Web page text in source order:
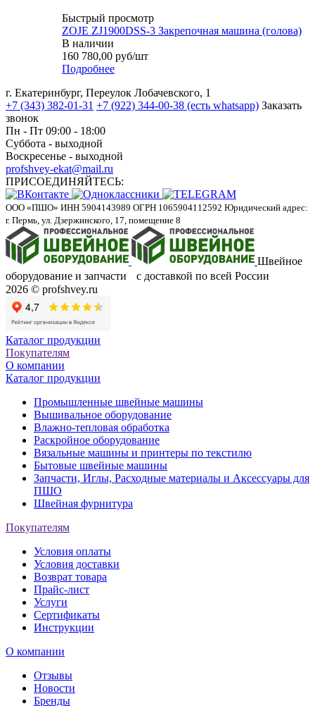
Быстрый просмотр
ZOJE ZJ1900DSS-3 Закрепочная машина (голова)
В наличии
160 780,00 руб/шт
Подробнее
г. Екатеринбург, Переулок Лобачевского, 1
+7 (343) 382-01-31 +7 (922) 344-00-38 (есть whatsapp) Заказать
звонок
Пн - Пт 09:00 - 18:00
Суббота - выходной
Воскресенье - выходной
profshvey-ekat@mail.ru
ПРИСОЕДИНЯЙТЕСЬ:
ООО «ПШО» ИНН 5904143989 ОГРН 1065904112592 Юридический адрес:
г. Пермь, ул. Дзержинского, 17, помещение 8
Швейное
оборудование и запчасти с доставкой по всей России
2026 © profshvey.ru
Каталог продукции
Покупателям
О компании
Каталог продукции
Промышленные швейные машины
Вышивальное оборудование
Влажно-тепловая обработка
Раскройное оборудование
Вязальные машины и принтеры по текстилю
Бытовые швейные машины
Запчасти, Иглы, Расходные материалы и Аксессуары для
ПШО
Швейная фурнитура
Покупателям
Условия оплаты
Условия доставки
Возврат товара
Прайс-лист
Услуги
Сертификаты
Инструкции
О компании
Отзывы
Новости
Бренды